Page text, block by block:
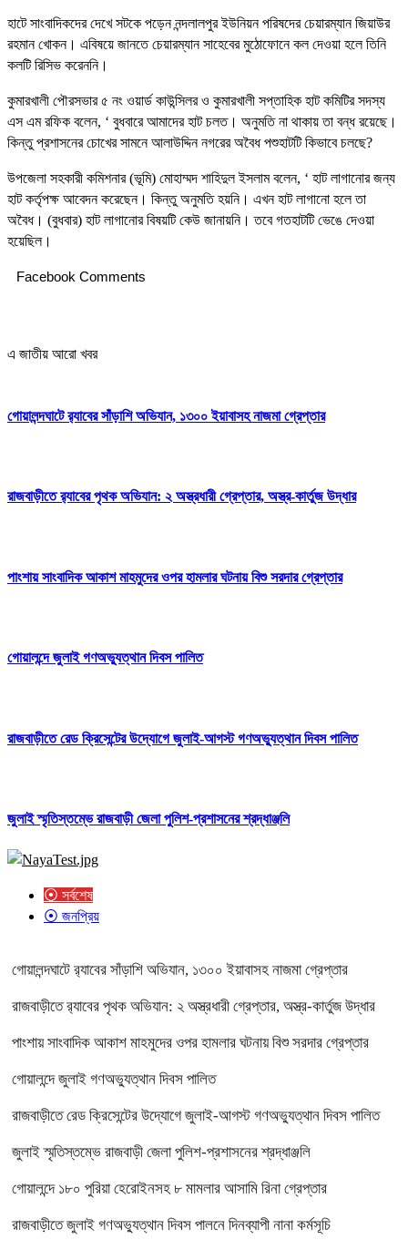
হাটে সাংবাদিকদের দেখে সটকে পড়েন নন্দলালপুর ইউনিয়ন পরিষদের চেয়ারম্যান জিয়াউর
রহমান খোকন। এবিষয়ে জানতে চেয়ারম্যান সাহেবের মুঠোফোনে কল দেওয়া হলে তিনি
কলটি রিসিভ করেননি।
কুমারখালী পৌরসভার ৫ নং ওয়ার্ড কাউন্সিলর ও কুমারখালী সপ্তাহিক হাট কমিটির সদস্য
এস এম রফিক বলেন, ‘ বুধবারে আমাদের হাট চলত। অনুমতি না থাকায় তা বন্ধ রয়েছে।
কিন্তু প্রশাসনের চোখের সামনে আলাউদ্দিন নগরের অবৈধ পশুহাটটি কিভাবে চলছে?
উপজেলা সহকারী কমিশনার (ভূমি) মোহাম্মদ শাহিদুল ইসলাম বলেন, ‘ হাট লাগানোর জন্য
হাট কর্তৃপক্ষ আবেদন করেছেন। কিন্তু অনুমতি হয়নি। এখন হাট লাগানো হলে তা
অবৈধ। (বুধবার) হাট লাগানোর বিষয়টি কেউ জানায়নি। তবে গতহাটটি ভেঙে দেওয়া
হয়েছিল।
Facebook Comments
এ জাতীয় আরো খবর
গোয়ালন্দঘাটে র‌্যাবের সাঁড়াশি অভিযান, ১৩০০ ইয়াবাসহ নাজমা গ্রেপ্তার
রাজবাড়ীতে র‌্যাবের পৃথক অভিযান: ২ অস্ত্রধারী গ্রেপ্তার, অস্ত্র-কার্তুজ উদ্ধার
পাংশায় সাংবাদিক আকাশ মাহমুদের ওপর হামলার ঘটনায় বিশু সরদার গ্রেপ্তার
গোয়ালন্দে জুলাই গণঅভ্যুত্থান দিবস পালিত
রাজবাড়ীতে রেড ক্রিসেন্টের উদ্যোগে জুলাই-আগস্ট গণঅভ্যুত্থান দিবস পালিত
জুলাই স্মৃতিস্তম্ভে রাজবাড়ী জেলা পুলিশ-প্রশাসনের শ্রদ্ধাঞ্জলি
⦿ সর্বশেষ
⦿ জনপ্রিয়
গোয়ালন্দঘাটে র‌্যাবের সাঁড়াশি অভিযান, ১৩০০ ইয়াবাসহ নাজমা গ্রেপ্তার
রাজবাড়ীতে র‌্যাবের পৃথক অভিযান: ২ অস্ত্রধারী গ্রেপ্তার, অস্ত্র-কার্তুজ উদ্ধার
পাংশায় সাংবাদিক আকাশ মাহমুদের ওপর হামলার ঘটনায় বিশু সরদার গ্রেপ্তার
গোয়ালন্দে জুলাই গণঅভ্যুত্থান দিবস পালিত
রাজবাড়ীতে রেড ক্রিসেন্টের উদ্যোগে জুলাই-আগস্ট গণঅভ্যুত্থান দিবস পালিত
জুলাই স্মৃতিস্তম্ভে রাজবাড়ী জেলা পুলিশ-প্রশাসনের শ্রদ্ধাঞ্জলি
গোয়ালন্দে ১৮০ পুরিয়া হেরোইনসহ ৮ মামলার আসামি রিনা গ্রেপ্তার
রাজবাড়ীতে জুলাই গণঅভ্যুত্থান দিবস পালনে দিনব্যাপী নানা কর্মসূচি